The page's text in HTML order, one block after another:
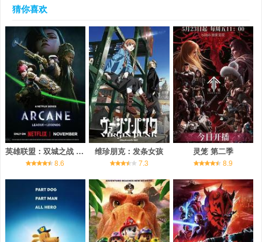
猜你喜欢
英雄联盟：双城之战 第二季
8.6
维珍朋克：发条女孩
7.3
灵笼 第二季
8.9